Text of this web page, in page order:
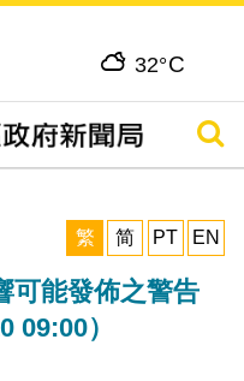
32°C
搜尋
繁
简 PT EN
可能發佈之警告
09:00）